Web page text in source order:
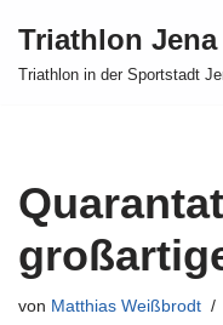
Zum
Triathlon Jena
Triathlon in der Sportstadt
von Matthias Weißbrodt